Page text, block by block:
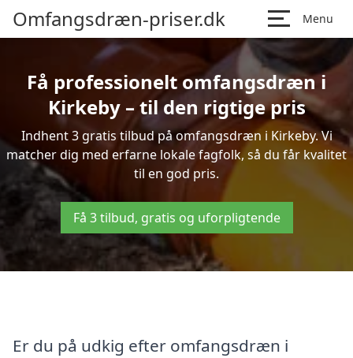
Omfangsdræn-priser.dk Menu
Få professionelt omfangsdræn i
Kirkeby – til den rigtige pris
Indhent 3 gratis tilbud på omfangsdræn i Kirkeby. Vi
matcher dig med erfarne lokale fagfolk, så du får kvalitet
til en god pris.
Få 3 tilbud, gratis og uforpligtende
Er du på udkig efter omfangsdræn i